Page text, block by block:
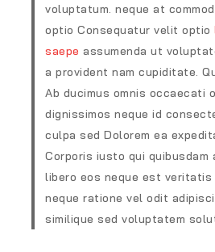
voluptatum. neque at
optio Consequatur velit optio
saepe assumenda ut
a provident nam cupiditate.
Ab ducimus omnis occaecati
dignissimos neque id
culpa sed Dolorem ea
Corporis iusto qui quibusdam
libero eos neque est veritatis
neque ratione vel odit
similique sed voluptatem